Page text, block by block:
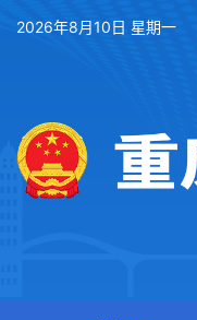
2026年8月10日 星期一